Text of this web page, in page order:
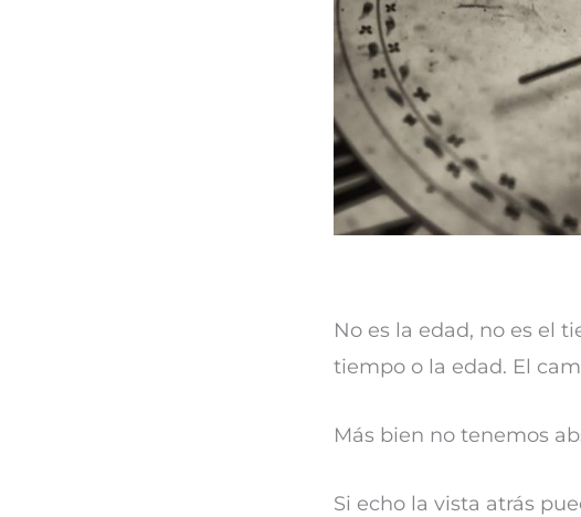
No es la edad, no es el
tiempo o la edad. El
Más bien no tenemos
Si echo la vista atrás